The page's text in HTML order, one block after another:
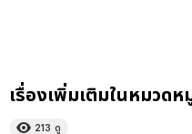
เรื่องเพิ่มเติมในหมวดห
213 ดู